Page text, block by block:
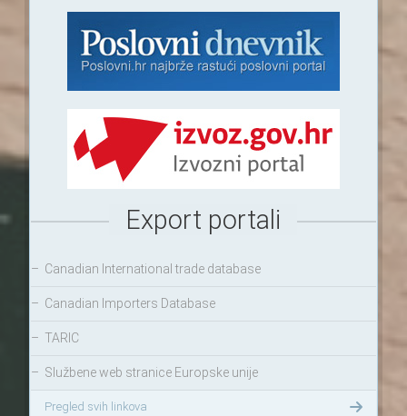
Export portali
– Canadian International trade database
– Canadian Importers Database
– TARIC
– Službene web stranice Europske unije
Pregled svih linkova